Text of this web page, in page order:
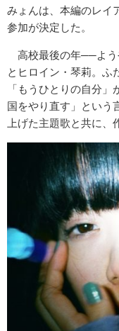
みょんは、本編のレイ
参加が決定した。
高校最後の年──よう
とヒロイン・琴莉。ふ
「もうひとりの自分
国をやり直す」とい
上げた主題歌と共に、